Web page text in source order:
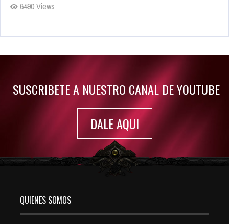
6490 Views
Rumor: Se filtran los primeros detalles de Resident Evil 9
SUSCRIBETE A NUESTRO CANAL DE YOUTUBE
DALE AQUI
QUIENES SOMOS